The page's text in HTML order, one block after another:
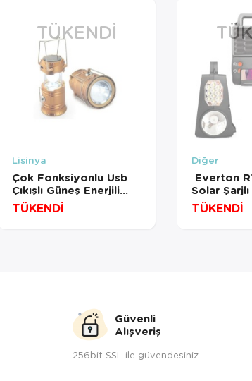
TÜKENDI
Lisinya
Çok Fonksiyonlu Usb
Çıkışlı Güneş Enerjili
Şarjlı Led El Feneri
Işıldak 6+1
TÜKENDİ
Diğer
Everton
Solar
Radyo
TÜKENDİ
Güvenli
Alışveriş
256bit SSL ile güvendesiniz